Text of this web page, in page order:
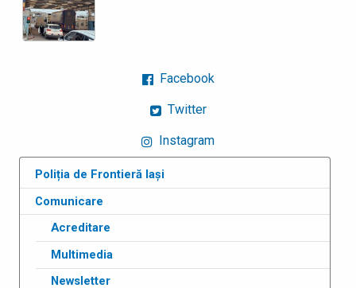
Facebook
Twitter
Instagram
Poliția de Frontieră Iași
Comunicare
Acreditare
Multimedia
Newsletter